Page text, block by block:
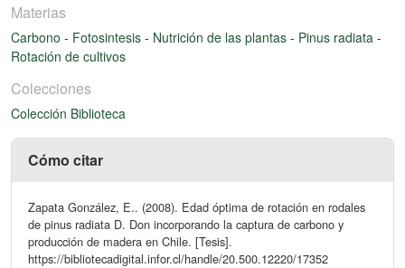
Materias
Carbono - Fotosintesis - Nutrición de las plantas - Pinus radiata -
Rotación de cultivos
Colecciones
Colección Biblioteca
Cómo citar
Zapata González, E.. (2008). Edad óptima de rotación en rodales
de pinus radiata D. Don incorporando la captura de carbono y
producción de madera en Chile. [Tesis].
https://bibliotecadigital.infor.cl/handle/20.500.12220/17352